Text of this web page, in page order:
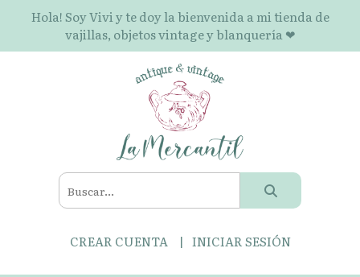
Hola! Soy Vivi y te doy la bienvenida a mi tienda de
vajillas, objetos vintage y blanquería ❤
CREAR CUENTA INICIAR SESIÓN